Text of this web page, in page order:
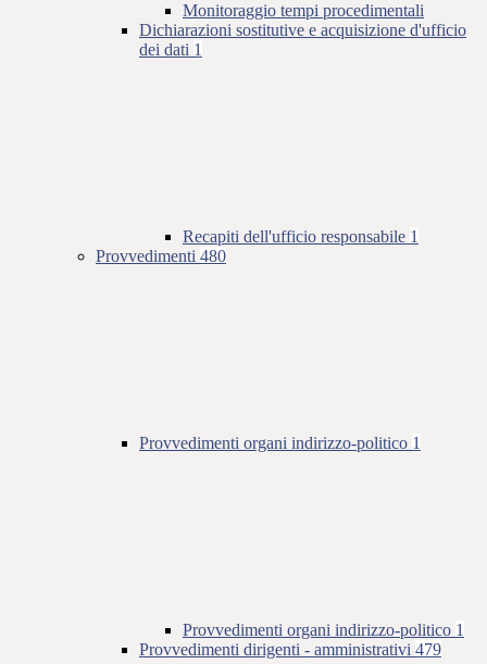
Monitoraggio tempi procedimentali
Dichiarazioni sostitutive e acquisizione d'ufficio
dei dati 1
Recapiti dell'ufficio responsabile 1
Provvedimenti 480
Provvedimenti organi indirizzo-politico 1
Provvedimenti organi indirizzo-politico 1
Provvedimenti dirigenti - amministrativi 479